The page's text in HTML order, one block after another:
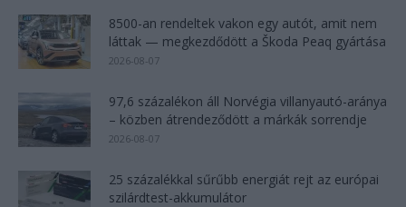
8500-an rendeltek vakon egy autót, amit nem
láttak — megkezdődött a Škoda Peaq gyártása
2026-08-07
97,6 százalékon áll Norvégia villanyautó-aránya
– közben átrendeződött a márkák sorrendje
2026-08-07
25 százalékkal sűrűbb energiát rejt az európai
szilárdtest-akkumulátor